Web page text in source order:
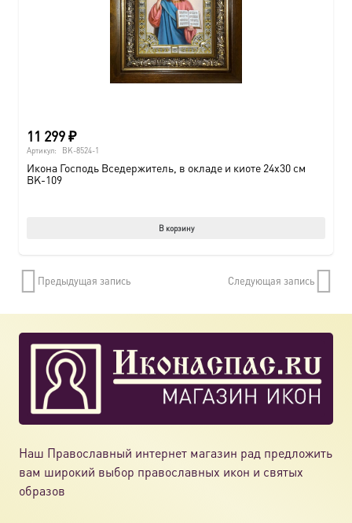
11 299₽
Артикул: BK-8524-1
Икона Господь Вседержитель, в окладе и киоте 24х30 см
BK-109
В корзину
Предыдущая запись Следующая запись
Наш Православный интернет магазин рад предложить
вам широкий выбор православных икон и святых
образов